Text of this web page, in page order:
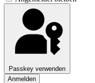
Passkey verwenden
Anmelden